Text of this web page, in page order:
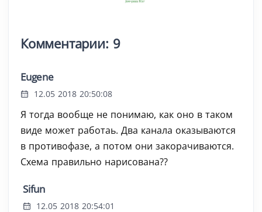
Комментарии: 9
Eugene
12.05 2018 20:50:08
Я тогда вообще не понимаю, как оно в таком
виде может работаь. Два канала оказываются
в противофазе, а потом они закорачиваются.
Схема правильно нарисована??
Sifun
12.05 2018 20:54:01